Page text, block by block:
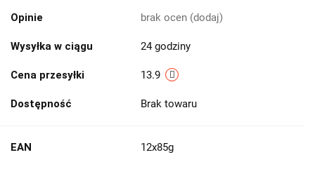
Opinie brak ocen (dodaj)
Wysyłka w ciągu 24 godziny
Cena przesyłki 13.9
Dostępność Brak towaru
EAN 12x85g